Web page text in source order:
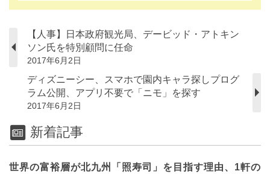
【人事】日本政府観光局、デービッド・アトキン
ソン氏を特別顧問に任命
2017年6月2日
ディズニーシー、スマホで園内キャラ探しプログ
ラム公開、アプリ不要で「ニモ」を探す
2017年6月2日
新着記事
世界の富裕層が北九州「照寿司」を目指す理由、1軒の